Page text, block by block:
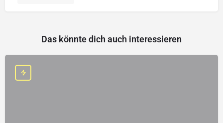
Das könnte dich auch interessieren